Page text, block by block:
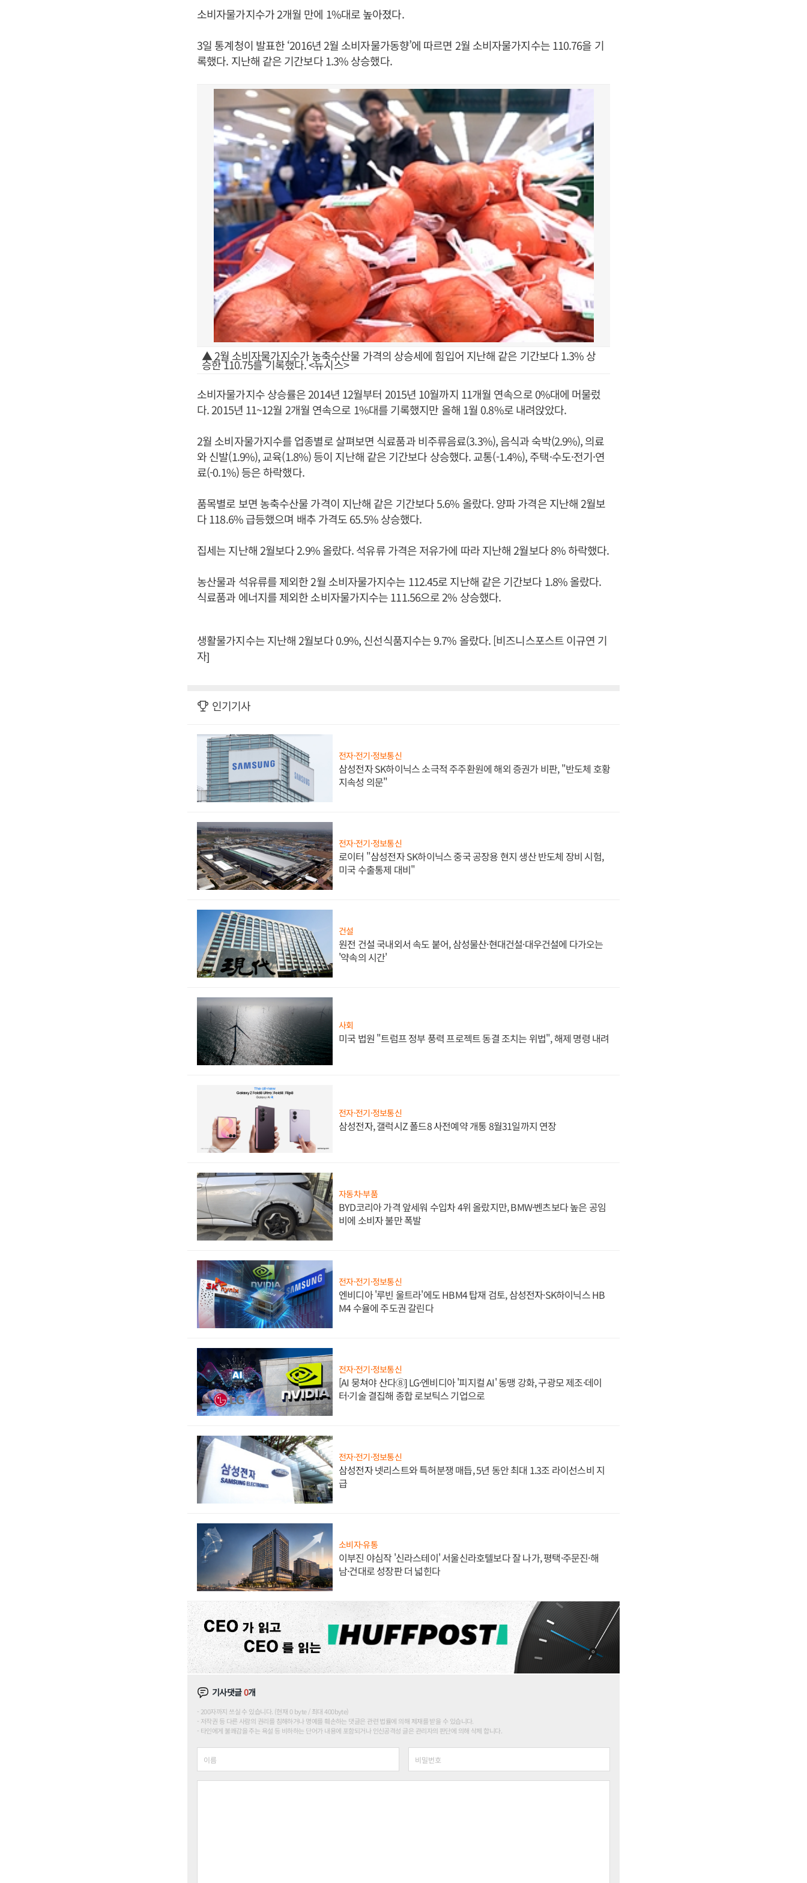
소비자물가지수가 2개월 만에 1%대로 높아졌다.
3일 통계청이 발표한 ‘2016년 2월 소비자물가동향’에 따르면 2월 소비자물가지수는 110.76을 기
록했다. 지난해 같은 기간보다 1.3% 상승했다.
▲ 2월 소비자물가지수가 농축수산물 가격의 상승세에 힘입어 지난해 같은 기간보다 1.3% 상
승한 110.75를 기록했다. <뉴시스>
소비자물가지수 상승률은 2014년 12월부터 2015년 10월까지 11개월 연속으로 0%대에 머물렀
다. 2015년 11~12월 2개월 연속으로 1%대를 기록했지만 올해 1월 0.8%로 내려앉았다.
2월 소비자물가지수를 업종별로 살펴보면 식료품과 비주류음료(3.3%), 음식과 숙박(2.9%), 의료
와 신발(1.9%), 교육(1.8%) 등이 지난해 같은 기간보다 상승했다. 교통(-1.4%), 주택·수도·전기·연
료(-0.1%) 등은 하락했다.
품목별로 보면 농축수산물 가격이 지난해 같은 기간보다 5.6% 올랐다. 양파 가격은 지난해 2월보
다 118.6% 급등했으며 배추 가격도 65.5% 상승했다.
집세는 지난해 2월보다 2.9% 올랐다. 석유류 가격은 저유가에 따라 지난해 2월보다 8% 하락했다.
농산물과 석유류를 제외한 2월 소비자물가지수는 112.45로 지난해 같은 기간보다 1.8% 올랐다.
식료품과 에너지를 제외한 소비자물가지수는 111.56으로 2% 상승했다.
생활물가지수는 지난해 2월보다 0.9%, 신선식품지수는 9.7% 올랐다. [비즈니스포스트 이규연 기
자]
인기기사
전자·전기·정보통신
삼성전자 SK하이닉스 소극적 주주환원에 해외 증권가 비판, "반도체 호황
지속성 의문"
전자·전기·정보통신
로이터 "삼성전자 SK하이닉스 중국 공장용 현지 생산 반도체 장비 시험,
미국 수출통제 대비"
건설
원전 건설 국내외서 속도 붙어, 삼성물산·현대건설·대우건설에 다가오는
'약속의 시간'
사회
미국 법원 "트럼프 정부 풍력 프로젝트 동결 조치는 위법", 해제 명령 내려
전자·전기·정보통신
삼성전자, 갤럭시Z 폴드8 사전예약 개통 8월31일까지 연장
자동차·부품
BYD코리아 가격 앞세워 수입차 4위 올랐지만, BMW·벤츠보다 높은 공임
비에 소비자 불만 폭발
전자·전기·정보통신
엔비디아 '루빈 울트라'에도 HBM4 탑재 검토, 삼성전자·SK하이닉스 HB
M4 수율에 주도권 갈린다
전자·전기·정보통신
[AI 뭉쳐야 산다⑧] LG·엔비디아 '피지컬 AI' 동맹 강화, 구광모 제조·데이
터·기술 결집해 종합 로보틱스 기업으로
전자·전기·정보통신
삼성전자 넷리스트와 특허분쟁 매듭, 5년 동안 최대 1.3조 라이선스비 지
급
소비자·유통
이부진 야심작 '신라스테이' 서울신라호텔보다 잘 나가, 평택·주문진·해
남·건대로 성장판 더 넓힌다
기사댓글0개
200자까지 쓰실 수 있습니다. (현재 0 byte / 최대 400byte)
저작권 등 다른 사람의 권리를 침해하거나 명예를 훼손하는 댓글은 관련 법률에 의해 제재를 받을 수 있습니다.
타인에게 불쾌감을 주는 욕설 등 비하하는 단어가 내용에 포함되거나 인신공격성 글은 관리자의 판단에 의해 삭제 합니다.